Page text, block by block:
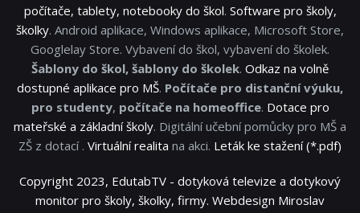
počítače, tablety, notebooky do škol. Software pro školy,
školky. Android aplikace, Windows aplikace, Microsoft Store,
Googlelay Store. Vybavení do škol, vybavení do školek.
Šablony do škol, šablony do školek. Odkaz na volně
dostupné aplikace pro MŠ. Počítače pro distanční výuku,
pro studenty, počítače na homeoffice. Dotace pro
mateřské a základní školy. Digitální učební pomůcky pro MŠ a
ZŠ z dotací . Virtuální realita na akci. Leták ke stažení (*.pdf)
Copyright 2023, EdutabTV - dotyková televize a dotykový
monitor pro školy, školky, firmy. Webdesign Miroslav